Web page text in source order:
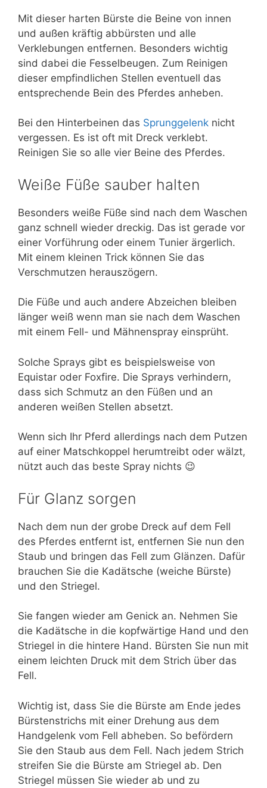
Mit dieser harten Bürste die Beine von innen
und außen kräftig abbürsten und alle
Verklebungen entfernen. Besonders wichtig
sind dabei die Fesselbeugen. Zum Reinigen
dieser empfindlichen Stellen eventuell das
entsprechende Bein des Pferdes anheben.
Bei den Hinterbeinen das Sprunggelenk nicht
vergessen. Es ist oft mit Dreck verklebt.
Reinigen Sie so alle vier Beine des Pferdes.
Weiße Füße sauber halten
Besonders weiße Füße sind nach dem Waschen
ganz schnell wieder dreckig. Das ist gerade vor
einer Vorführung oder einem Tunier ärgerlich.
Mit einem kleinen Trick können Sie das
Verschmutzen herauszögern.
Die Füße und auch andere Abzeichen bleiben
länger weiß wenn man sie nach dem Waschen
mit einem Fell- und Mähnenspray einsprüht.
Solche Sprays gibt es beispielsweise von
Equistar oder Foxfire. Die Sprays verhindern,
dass sich Schmutz an den Füßen und an
anderen weißen Stellen absetzt.
Wenn sich Ihr Pferd allerdings nach dem Putzen
auf einer Matschkoppel herumtreibt oder wälzt,
nützt auch das beste Spray nichts 😉
Für Glanz sorgen
Nach dem nun der grobe Dreck auf dem Fell
des Pferdes entfernt ist, entfernen Sie nun den
Staub und bringen das Fell zum Glänzen. Dafür
brauchen Sie die Kadätsche (weiche Bürste)
und den Striegel.
Sie fangen wieder am Genick an. Nehmen Sie
die Kadätsche in die kopfwärtige Hand und den
Striegel in die hintere Hand. Bürsten Sie nun mit
einem leichten Druck mit dem Strich über das
Fell.
Wichtig ist, dass Sie die Bürste am Ende jedes
Bürstenstrichs mit einer Drehung aus dem
Handgelenk vom Fell abheben. So befördern
Sie den Staub aus dem Fell. Nach jedem Strich
streifen Sie die Bürste am Striegel ab. Den
Striegel müssen Sie wieder ab und zu